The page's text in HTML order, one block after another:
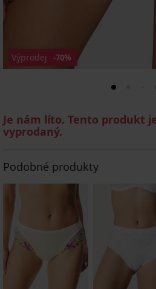
Výprodej -70%
Je nám líto. Tento produkt
vyprodaný.
Podobné produkty